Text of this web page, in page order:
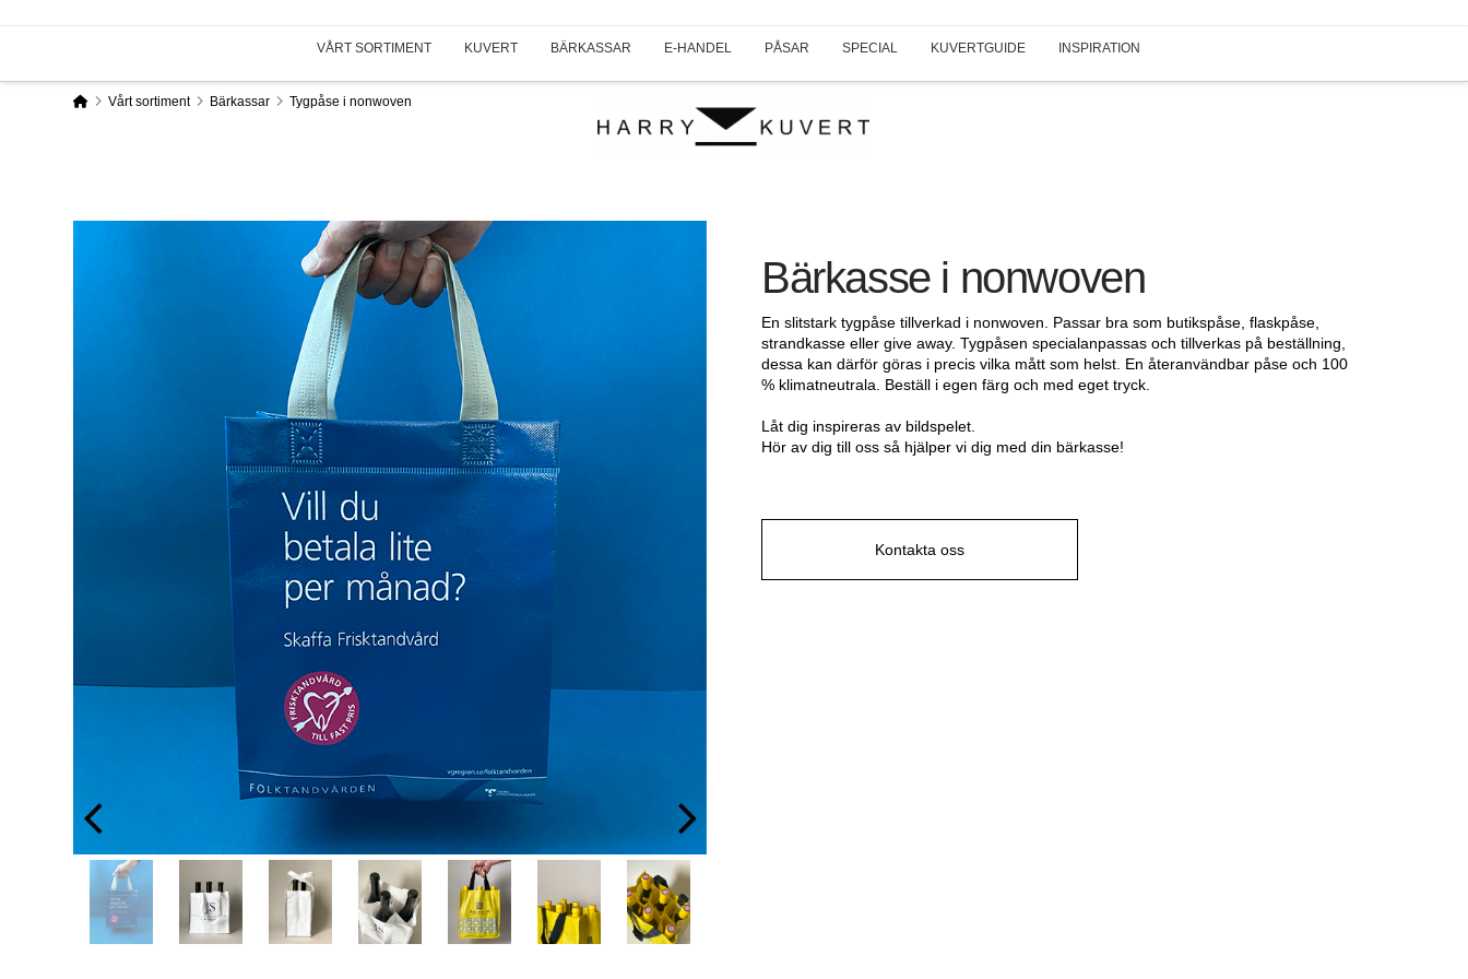
VÅRT SORTIMENT KUVERT BÄRKASSAR E-HANDEL PÅSAR SPECIAL KUVERTGUIDE INSPIRATION
HomeVårt sortiment Bärkassar Tygpåse i nonwoven
Bärkasse i nonwoven
En slitstark tygpåse tillverkad i nonwoven. Passar bra som butikspåse, flaskpåse,
strandkasse eller give away. Tygpåsen specialanpassas och tillverkas på beställning,
dessa kan därför göras i precis vilka mått som helst. En återanvändbar påse och 100
% klimatneutrala. Beställ i egen färg och med eget tryck.
Låt dig inspireras av bildspelet.
Hör av dig till oss så hjälper vi dig med din bärkasse!
Kontakta oss